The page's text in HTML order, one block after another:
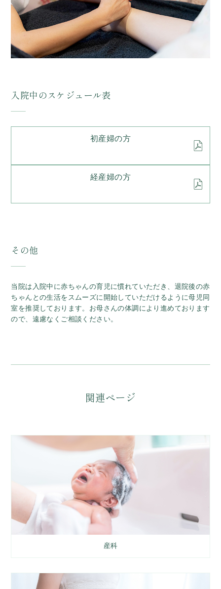
入院中のスケジュール表
初産婦の方
経産婦の方
その他
当院は入院中に赤ちゃんの育児に慣れていただき、退院後の赤
ちゃんとの生活をスムーズに開始していただけるように母児同
室を推奨しております。お母さんの体調により進めております
ので、遠慮なくご相談ください。
関連ページ
産科